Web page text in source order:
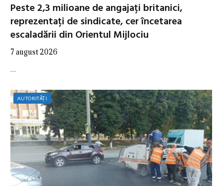
Peste 2,3 milioane de angajați britanici,
reprezentați de sindicate, cer încetarea
escaladării din Orientul Mijlociu
7 august 2026
…
AUTORITĂȚI